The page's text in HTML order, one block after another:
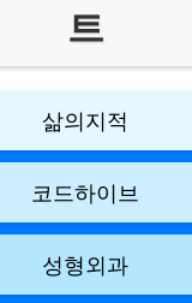
트
삶의지적
코드하이브
성형외과